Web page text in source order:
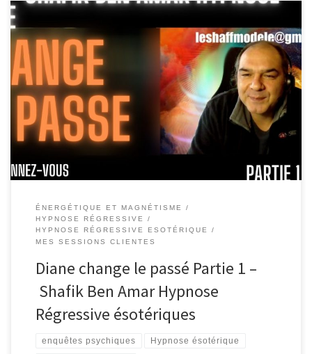
122-FR – Diane change le passé Partie 1 Shafik Ben Amar
Hypnose Régressive ésotériques Dans la vie il n’y a pas d’échec
seulement des résultats. Si ce que je fais ne donne rien alors c’est
qu’il faut faire autre chose, agir différemment. Le seule moyen d
‘échouer c’est d’abandonner avant d’avoir […]
ÉNERGÉTIQUE ET MAGNÉTISME
HYPNOSE RÉGRESSIVE
HYPNOSE RÉGRESSIVE ESOTÉRIQUE
MES SESSIONS CLIENTES
Diane change le passé Partie 1 –
Shafik Ben Amar Hypnose
Régressive ésotériques
enquêtes psychiques Hypnose ésotérique